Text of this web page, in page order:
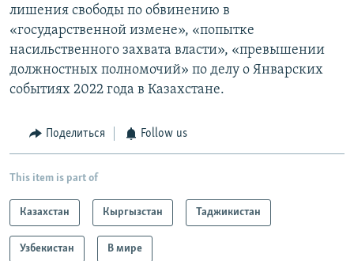
лишения свободы по обвинению в
«государственной измене», «попытке
насильственного захвата власти», «превышении
должностных полномочий» по делу о Январских
событиях 2022 года в Казахстане.
Поделиться Follow us
This item is part of
Казахстан Кыргызстан Таджикистан
Узбекистан В мире